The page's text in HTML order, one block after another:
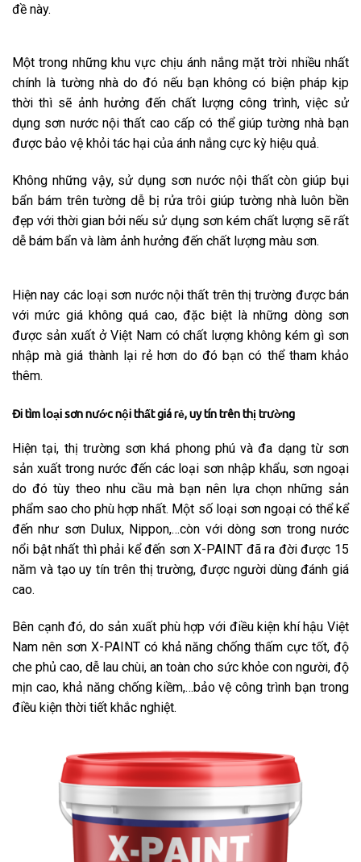
đề này.
Một trong những khu vực chịu ánh nắng mặt trời nhiều nhất
chính là tường nhà do đó nếu bạn không có biện pháp kịp
thời thì sẽ ảnh hưởng đến chất lượng công trình, việc sử
dụng sơn nước nội thất cao cấp có thể giúp tường nhà bạn
được bảo vệ khỏi tác hại của ánh nắng cực kỳ hiệu quả.
Không những vậy, sử dụng sơn nước nội thất còn giúp bụi
bẩn bám trên tường dễ bị rửa trôi giúp tường nhà luôn bền
đẹp với thời gian bởi nếu sử dụng sơn kém chất lượng sẽ rất
dễ bám bẩn và làm ảnh hưởng đến chất lượng màu sơn.
Hiện nay các loại sơn nước nội thất trên thị trường được bán
với mức giá không quá cao, đặc biệt là những dòng sơn
được sản xuất ở Việt Nam có chất lượng không kém gì sơn
nhập mà giá thành lại rẻ hơn do đó bạn có thể tham khảo
thêm.
Đi tìm loại sơn nước nội thất giá rẻ, uy tín trên thị trường
Hiện tại, thị trường sơn khá phong phú và đa dạng từ sơn
sản xuất trong nước đến các loại sơn nhập khẩu, sơn ngoại
do đó tùy theo nhu cầu mà bạn nên lựa chọn những sản
phẩm sao cho phù hợp nhất. Một số loại sơn ngoại có thể kể
đến như sơn Dulux, Nippon,…còn với dòng sơn trong nước
nổi bật nhất thì phải kể đến sơn X-PAINT đã ra đời được 15
năm và tạo uy tín trên thị trường, được người dùng đánh giá
cao.
Bên cạnh đó, do sản xuất phù hợp với điều kiện khí hậu Việt
Nam nên sơn X-PAINT có khả năng chống thấm cực tốt, độ
che phủ cao, dễ lau chùi, an toàn cho sức khỏe con người, độ
mịn cao, khả năng chống kiềm,…bảo vệ công trình bạn trong
điều kiện thời tiết khắc nghiệt.